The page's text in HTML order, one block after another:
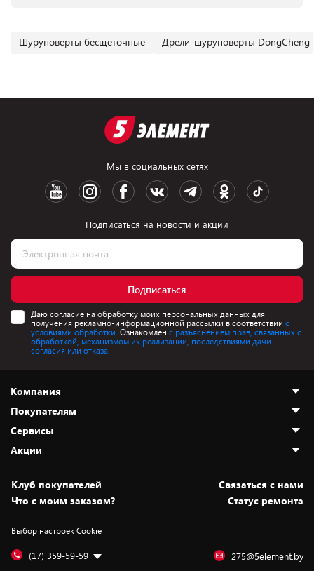
Шуруповерты бесщеточные Дрели-шуруповерты DongCheng
Мы в социальных сетях
Подписаться на новости и акции
Подписаться
Даю согласие на обработку моих персональных данных для
получения рекламно-информационной рассылки в соответствии с
условиями обработки. Ознакомлен с разъяснением прав, связанных с
обработкой, механизмом их реализации, последствиями дачи
согласия или отказа.
Компания
О нас
Адреса магазинов
Новости
Статьи и обзоры
Вакансии
Дай пять добру!
Покупателям
Как сделать заказ
Оплата и доставка
Безналичный расчёт
Обмен и возврат товара
Обработка персональных данных
Подарочные карты
Сервисы
Установка техники
Для игровых консолей
Для мобильных устройств
Для компьютеров
Акции
Скидки и промокоды
Белорусские товары
Бонусы
Оплата частями
Клуб покупателей
Cвязаться с нами
Что с моим заказом?
Статус ремонта
Выбор настроек Cookie
(17) 359-59-59 275@5element.by